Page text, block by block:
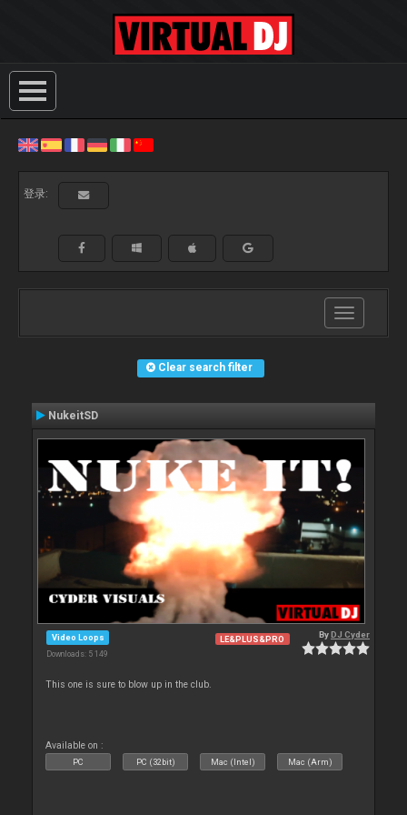
登录:
Toggle
navigation
Clear search filter
NukeitSD
Video Loops
Downloads: 5 149
LE&PLUS&PRO ByDJ Cyder
This one is sure to blow up in the club.
Available on :
PC PC (32bit) Mac (Intel) Mac (Arm)